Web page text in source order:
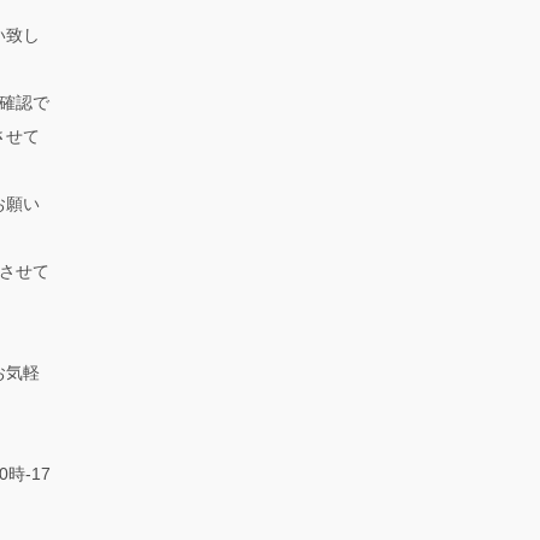
致し
認で
せて
願い
せて
気軽
時-17